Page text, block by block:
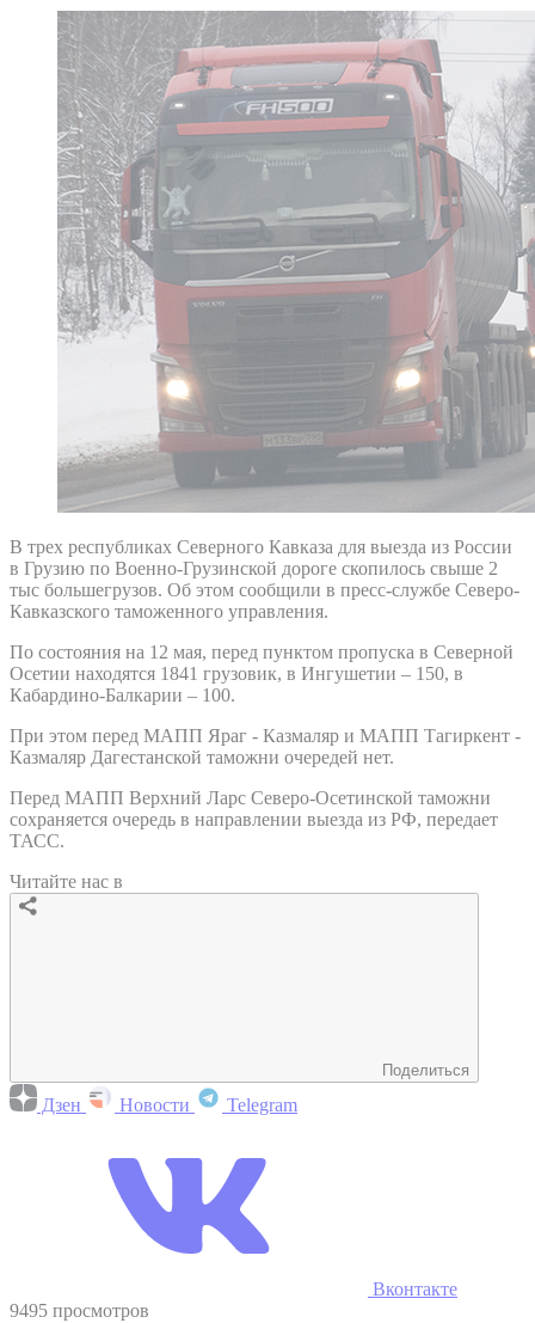
В трех республиках Северного Кавказа для выезда из России
в Грузию по Военно-Грузинской дороге скопилось свыше 2
тыс большегрузов. Об этом сообщили в пресс-службе Северо-
Кавказского таможенного управления.
По состояния на 12 мая, перед пунктом пропуска в Северной
Осетии находятся 1841 грузовик, в Ингушетии – 150, в
Кабардино-Балкарии – 100.
При этом перед МАПП Яраг - Казмаляр и МАПП Тагиркент -
Казмаляр Дагестанской таможни очередей нет.
Перед МАПП Верхний Ларс Северо-Осетинской таможни
сохраняется очередь в направлении выезда из РФ, передает
ТАСС.
Читайте нас в
Поделиться
Дзен Новости Telegram
Вконтакте
9495 просмотров